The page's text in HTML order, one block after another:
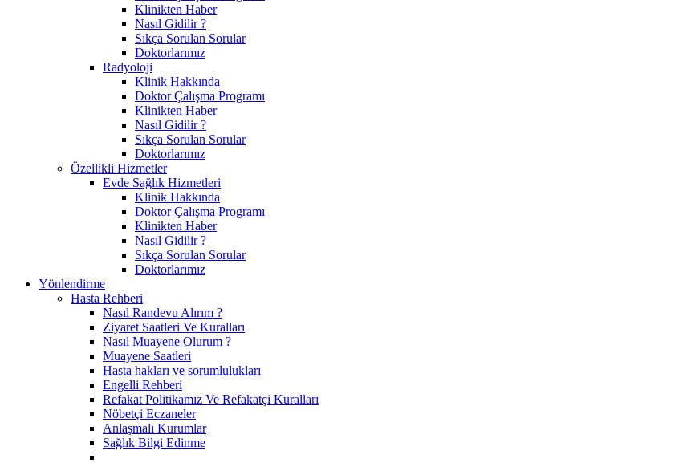
Klinikten Haber
Nasıl Gidilir ?
Sıkça Sorulan Sorular
Doktorlarımız
Radyoloji
Klinik Hakkında
Doktor Çalışma Programı
Klinikten Haber
Nasıl Gidilir ?
Sıkça Sorulan Sorular
Doktorlarımız
Özellikli Hizmetler
Evde Sağlık Hizmetleri
Klinik Hakkında
Doktor Çalışma Programı
Klinikten Haber
Nasıl Gidilir ?
Sıkça Sorulan Sorular
Doktorlarımız
Yönlendirme
Hasta Rehberi
Nasıl Randevu Alırım ?
Ziyaret Saatleri Ve Kuralları
Nasıl Muayene Olurum ?
Muayene Saatleri
Hasta hakları ve sorumlulukları
Engelli Rehberi
Refakat Politikamız Ve Refakatçi Kuralları
Nöbetçi Eczaneler
Anlaşmalı Kurumlar
Sağlık Bilgi Edinme